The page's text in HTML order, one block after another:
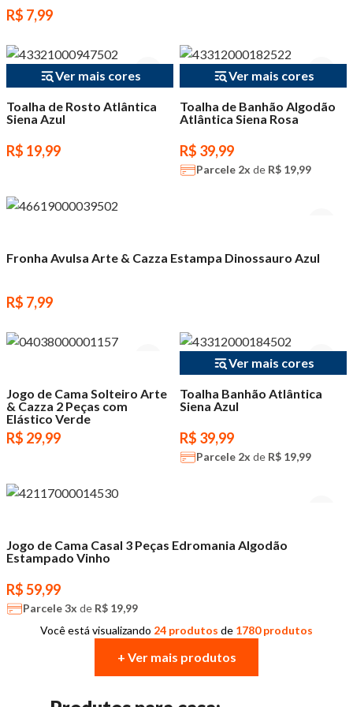
R$ 7,99
Ver mais cores
Toalha de Rosto Atlântica
Siena Azul
R$ 19,99
Ver mais cores
Toalha de Banhão Algodão
Atlântica Siena Rosa
R$ 39,99
Parcele 2x de R$ 19,99
Fronha Avulsa Arte & Cazza Estampa Dinossauro Azul
R$ 7,99
Jogo de Cama Solteiro Arte
& Cazza 2 Peças com
Elástico Verde
R$ 29,99
Ver mais cores
Toalha Banhão Atlântica
Siena Azul
R$ 39,99
Parcele 2x de R$ 19,99
Jogo de Cama Casal 3 Peças Edromania Algodão
Estampado Vinho
R$ 59,99
Parcele3x de R$ 19,99
Você está visualizando 24 produtos de 1780 produtos
+ Ver mais produtos